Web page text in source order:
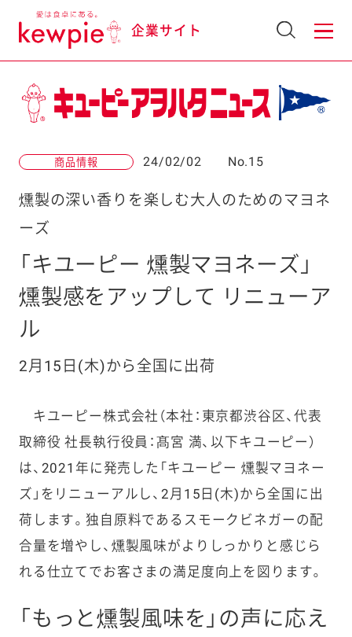
企業サイト
商品情報 24/02/02 No.15
燻製の深い香りを楽しむ大人のためのマヨネ
ーズ
「キユーピー 燻製マヨネーズ」
燻製感をアップして リニューア
ル
2月15日(木)から全国に出荷
キユーピー株式会社（本社：東京都渋谷区、代表
取締役 社長執行役員：髙宮 満、以下キユーピー）
は、2021年に発売した「キユーピー 燻製マヨネー
ズ」をリニューアルし、2月15日(木)から全国に出
荷します。独自原料であるスモークビネガーの配
合量を増やし、燻製風味がよりしっかりと感じら
れる仕立てでお客さまの満足度向上を図ります。
「もっと燻製風味を」の声に応え